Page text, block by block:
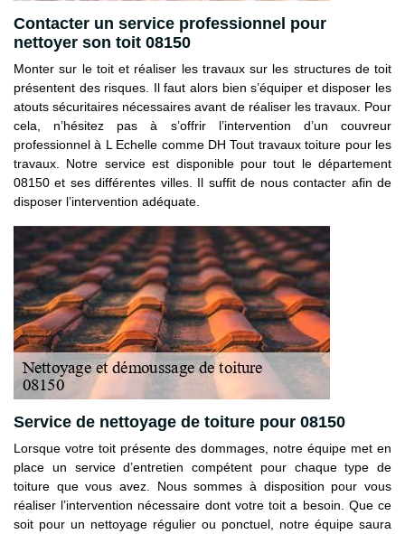
Contacter un service professionnel pour
nettoyer son toit 08150
Monter sur le toit et réaliser les travaux sur les structures de toit
présentent des risques. Il faut alors bien s’équiper et disposer les
atouts sécuritaires nécessaires avant de réaliser les travaux. Pour
cela, n’hésitez pas à s’offrir l’intervention d’un couvreur
professionnel à L Echelle comme DH Tout travaux toiture pour les
travaux. Notre service est disponible pour tout le département
08150 et ses différentes villes. Il suffit de nous contacter afin de
disposer l’intervention adéquate.
Service de nettoyage de toiture pour 08150
Lorsque votre toit présente des dommages, notre équipe met en
place un service d’entretien compétent pour chaque type de
toiture que vous avez. Nous sommes à disposition pour vous
réaliser l’intervention nécessaire dont votre toit a besoin. Que ce
soit pour un nettoyage régulier ou ponctuel, notre équipe saura